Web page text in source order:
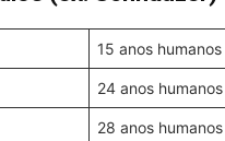
15 anos humanos
24 anos humanos
28 anos humanos